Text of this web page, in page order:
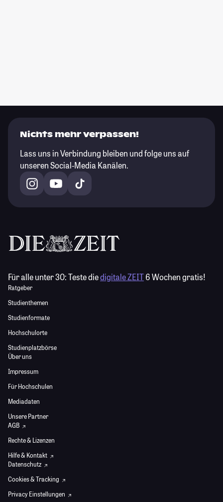
Nichts mehr verpassen!
Lass uns in Verbindung bleiben und folge uns auf
unseren Social-Media Kanälen.
Für alle unter 30:Teste diedigitale ZEIT6 Wochen gratis!
Ratgeber
Studienthemen
Studienformate
Hochschulorte
Studienplatzbörse
Über uns
Impressum
Für Hochschulen
Mediadaten
Unsere Partner
AGB
Rechte & Lizenzen
Hilfe & Kontakt
Datenschutz
Cookies & Tracking
Privacy Einstellungen